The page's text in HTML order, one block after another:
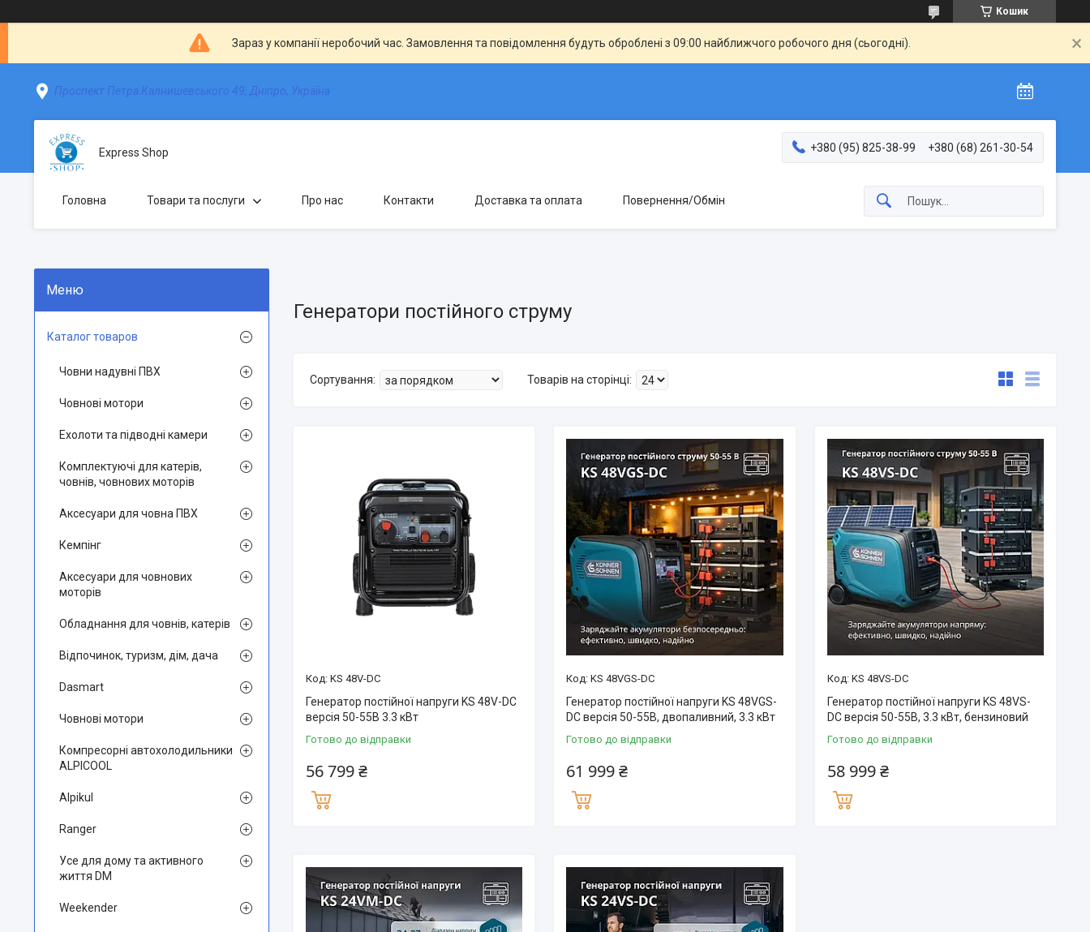
Кошик
Зараз у компанії неробочий час. Замовлення та повідомлення будуть оброблені з 09:00 найближчого робочого дня (сьогодні).
Проспект Петра Калнишевського 49, Дніпро, Україна
Express Shop +380 (95) 825-38-99 +380 (68) 261-30-54
Головна Товари та послуги Про нас Контакти Доставка та оплата Повернення/Обмін
Генератори постійного струму
KS 48V-DC
Генератор постійної напруги KS 48V-DC
версія 50-55В 3.3 кВт
Готово до відправки
56 799 ₴
KS 48VGS-DC
Генератор постійної напруги KS 48VGS-
DC версія 50-55В, двопаливний, 3.3 кВт
Готово до відправки
61 999 ₴
KS 48VS-DC
Генератор постійної напруги KS 48VS-
DC версія 50-55В, 3.3 кВт, бензиновий
Готово до відправки
58 999 ₴
Каталог товаров
Човни надувні ПВХ
Човнові мотори
Ехолоти та підводні камери
Комплектуючі для катерів,
човнів, човнових моторів
Аксесуари для човна ПВХ
Кемпінг
Аксесуари для човнових
моторів
Обладнання для човнів, катерів
Відпочинок, туризм, дім, дача
Dasmart
Човнові мотори
Компресорні автохолодильники
ALPICOOL
Alpikul
Ranger
Усе для дому та активного
життя DM
Weekender